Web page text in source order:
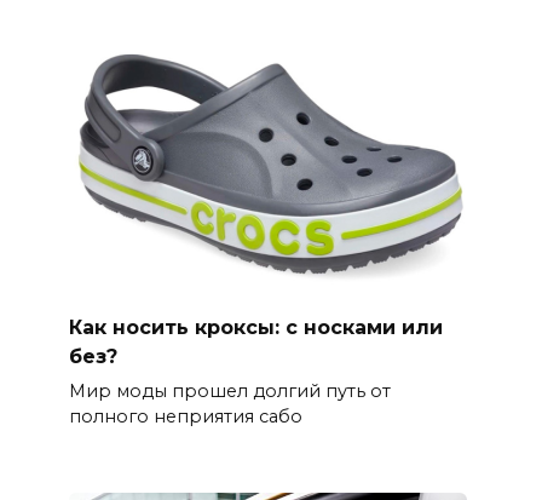
Как носить кроксы: с носками или
без?
Мир моды прошел долгий путь от
полного неприятия сабо